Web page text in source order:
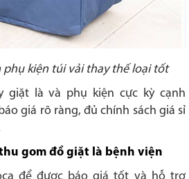
phụ kiện túi vải thay thế loại tốt
giặt là và phụ kiện cực kỳ cạnh
giá rõ ràng, đủ chính sách giá sỉ
gom đồ giặt là bệnh viện